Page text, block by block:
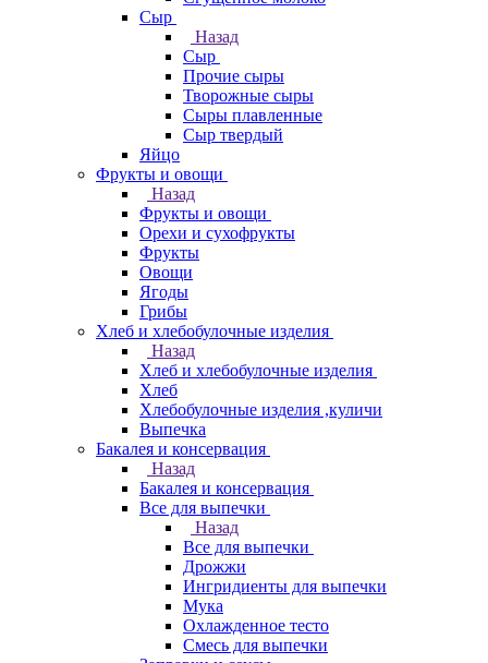
Сыр
Назад
Сыр
Прочие сыры
Творожные сыры
Сыры плавленные
Сыр твердый
Яйцо
Фрукты и овощи
Назад
Фрукты и овощи
Орехи и сухофрукты
Фрукты
Овощи
Ягоды
Грибы
Хлеб и хлебобулочные изделия
Назад
Хлеб и хлебобулочные изделия
Хлеб
Хлебобулочные изделия ,куличи
Выпечка
Бакалея и консервация
Назад
Бакалея и консервация
Все для выпечки
Назад
Все для выпечки
Дрожжи
Ингридиенты для выпечки
Мука
Охлажденное тесто
Смесь для выпечки